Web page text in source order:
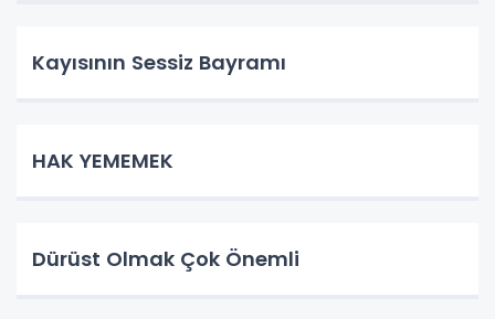
Kayısının Sessiz Bayramı
HAK YEMEMEK
Dürüst Olmak Çok Önemli